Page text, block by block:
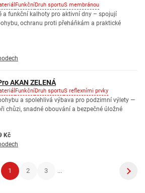
FunkčníDruh sportuS membránou
a funkční kalhoty pro aktivní dny – spojují
ochranu proti přeháňkám a praktické
AKAN ZELENÁ
FunkčníDruh sportuS reflexními prvky
a spolehlivá výbava pro podzimní výlety —
chůzi, snadné obouvání a bezpečné úložné
Kč
1 2 3 ...